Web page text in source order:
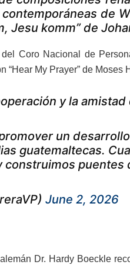
de
Jesu komm” de
Coro Nacional de
My Prayer” de Moses
y la amistad
un
guatemaltecas.
construimos puentes
June 2, 2026
Dr. Hardy Boeckle